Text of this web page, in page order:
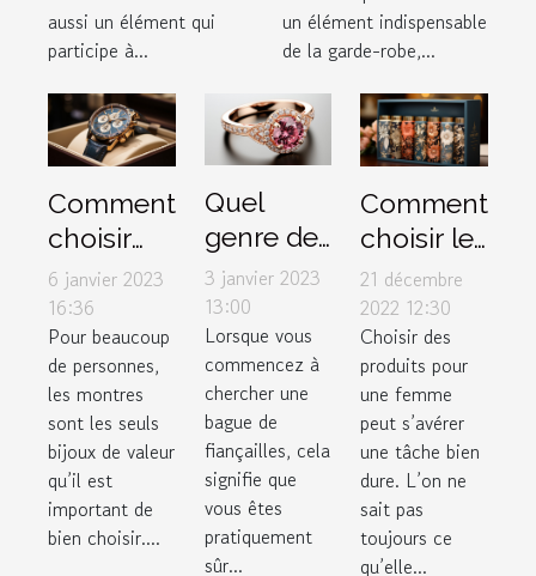
aussi un élément qui
participe à...
un élément indispensable
de la garde-robe,...
Comment
choisir
une
montre
de luxe ?
6 janvier 2023
16:36
Pour beaucoup
de personnes,
les montres
sont les seuls
bijoux de valeur
qu’il est
important de
bien choisir....
Quel
genre de
bague de
fiançailles
faut-il
offrir à sa
chérie ?
3 janvier 2023
13:00
Lorsque vous
commencez à
chercher une
bague de
fiançailles, cela
signifie que
vous êtes
pratiquement
sûr...
Comment
choisir le
meilleur
box pour
femme ?
21 décembre
2022 12:30
Choisir des
produits pour
une femme
peut s’avérer
une tâche bien
dure. L’on ne
sait pas
toujours ce
qu’elle...